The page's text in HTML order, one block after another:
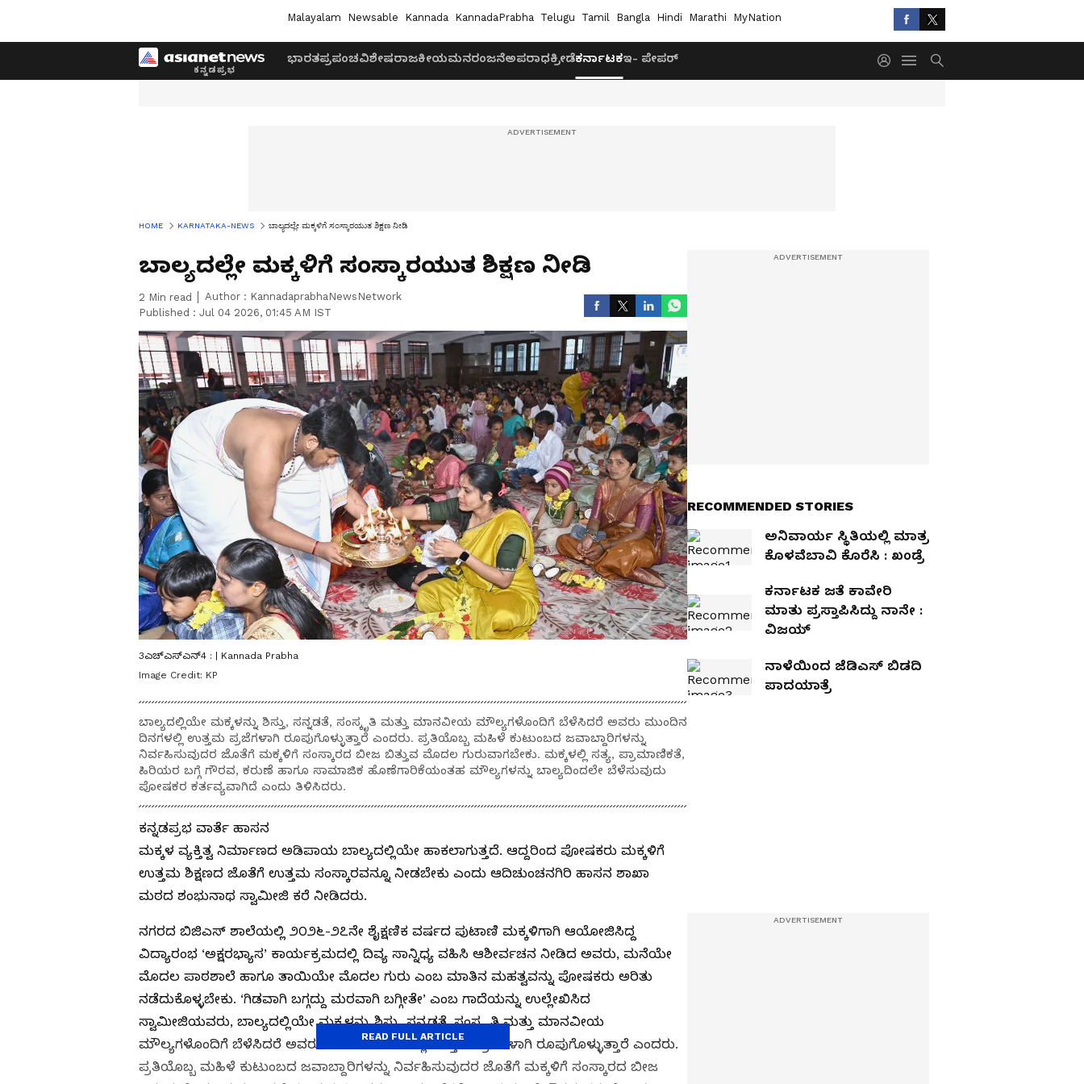
Malayalam Newsable Kannada KannadaPrabha Telugu Tamil Bangla Hindi Marathi MyNation
ಭಾರತಪ್ರಪಂಚವಿಶೇಷರಾಜಕೀಯಮನರಂಜನೆಅಪರಾಧಕ್ರೀಡೆಕರ್ನಾಟಕಇ- ಪೇಪರ್
HOME KARNATAKA-NEWS ಬಾಲ್ಯದಲ್ಲೇ ಮಕ್ಕಳಿಗೆ ಸಂಸ್ಕಾರಯುತ ಶಿಕ್ಷಣ ನೀಡಿ
ಬಾಲ್ಯದಲ್ಲೇ ಮಕ್ಕಳಿಗೆ ಸಂಸ್ಕಾರಯುತ ಶಿಕ್ಷಣ ನೀಡಿ
2 Min read Author : KannadaprabhaNewsNetwork
Published : Jul 04 2026, 01:45 AM IST
3ಎಚ್ಎಸ್ಎನ್4 : | Kannada Prabha
Image Credit: KP
ಬಾಲ್ಯದಲ್ಲಿಯೇ ಮಕ್ಕಳನ್ನು ಶಿಸ್ತು, ಸನ್ನಡತೆ, ಸಂಸ್ಕೃತಿ ಮತ್ತು ಮಾನವೀಯ ಮೌಲ್ಯಗಳೊಂದಿಗೆ ಬೆಳೆಸಿದರೆ ಅವರು ಮುಂದಿನ
ದಿನಗಳಲ್ಲಿ ಉತ್ತಮ ಪ್ರಜೆಗಳಾಗಿ ರೂಪುಗೊಳ್ಳುತ್ತಾರೆ ಎಂದರು. ಪ್ರತಿಯೊಬ್ಬ ಮಹಿಳೆ ಕುಟುಂಬದ ಜವಾಬ್ದಾರಿಗಳನ್ನು
ನಿರ್ವಹಿಸುವುದರ ಜೊತೆಗೆ ಮಕ್ಕಳಿಗೆ ಸಂಸ್ಕಾರದ ಬೀಜ ಬಿತ್ತುವ ಮೊದಲ ಗುರುವಾಗಬೇಕು. ಮಕ್ಕಳಲ್ಲಿ ಸತ್ಯ, ಪ್ರಾಮಾಣಿಕತೆ,
ಹಿರಿಯರ ಬಗ್ಗೆ ಗೌರವ, ಕರುಣೆ ಹಾಗೂ ಸಾಮಾಜಿಕ ಹೊಣೆಗಾರಿಕೆಯಂತಹ ಮೌಲ್ಯಗಳನ್ನು ಬಾಲ್ಯದಿಂದಲೇ ಬೆಳೆಸುವುದು
ಪೋಷಕರ ಕರ್ತವ್ಯವಾಗಿದೆ ಎಂದು ತಿಳಿಸಿದರು.
ಕನ್ನಡಪ್ರಭ ವಾರ್ತೆ ಹಾಸನ
ಮಕ್ಕಳ ವ್ಯಕ್ತಿತ್ವ ನಿರ್ಮಾಣದ ಅಡಿಪಾಯ ಬಾಲ್ಯದಲ್ಲಿಯೇ ಹಾಕಲಾಗುತ್ತದೆ. ಆದ್ದರಿಂದ ಪೋಷಕರು ಮಕ್ಕಳಿಗೆ
ಉತ್ತಮ ಶಿಕ್ಷಣದ ಜೊತೆಗೆ ಉತ್ತಮ ಸಂಸ್ಕಾರವನ್ನೂ ನೀಡಬೇಕು ಎಂದು ಆದಿಚುಂಚನಗಿರಿ ಹಾಸನ ಶಾಖಾ
ಮಠದ ಶಂಭುನಾಥ ಸ್ವಾಮೀಜಿ ಕರೆ ನೀಡಿದರು.
ನಗರದ ಬಿಜಿಎಸ್ ಶಾಲೆಯಲ್ಲಿ ೨೦೨೬-೨೭ನೇ ಶೈಕ್ಷಣಿಕ ವರ್ಷದ ಪುಟಾಣಿ ಮಕ್ಕಳಿಗಾಗಿ ಆಯೋಜಿಸಿದ್ದ
ವಿದ್ಯಾರಂಭ ‘ಅಕ್ಷರಭ್ಯಾಸ’ ಕಾರ್ಯಕ್ರಮದಲ್ಲಿ ದಿವ್ಯ ಸಾನ್ನಿಧ್ಯ ವಹಿಸಿ ಆಶೀರ್ವಚನ ನೀಡಿದ ಅವರು, ಮನೆಯೇ
ಮೊದಲ ಪಾಠಶಾಲೆ ಹಾಗೂ ತಾಯಿಯೇ ಮೊದಲ ಗುರು ಎಂಬ ಮಾತಿನ ಮಹತ್ವವನ್ನು ಪೋಷಕರು ಅರಿತು
ನಡೆದುಕೊಳ್ಳಬೇಕು. ‘ಗಿಡವಾಗಿ ಬಗ್ಗದ್ದು ಮರವಾಗಿ ಬಗ್ಗೀತೇ’ ಎಂಬ ಗಾದೆಯನ್ನು ಉಲ್ಲೇಖಿಸಿದ
ಸ್ವಾಮೀಜಿಯವರು, ಬಾಲ್ಯದಲ್ಲಿಯೇ ಮಕ್ಕಳನ್ನು ಶಿಸ್ತು, ಸನ್ನಡತೆ, ಸಂಸ್ಕೃತಿ ಮತ್ತು ಮಾನವೀಯ
ಮೌಲ್ಯಗಳೊಂದಿಗೆ ಬೆಳೆಸಿದರೆ ಅವರು ಮುಂದಿನ ದಿನಗಳಲ್ಲಿ ಉತ್ತಮ ಪ್ರಜೆಗಳಾಗಿ ರೂಪುಗೊಳ್ಳುತ್ತಾರೆ ಎಂದರು.
ಪ್ರತಿಯೊಬ್ಬ ಮಹಿಳೆ ಕುಟುಂಬದ ಜವಾಬ್ದಾರಿಗಳನ್ನು ನಿರ್ವಹಿಸುವುದರ ಜೊತೆಗೆ ಮಕ್ಕಳಿಗೆ ಸಂಸ್ಕಾರದ ಬೀಜ
READ FULL ARTICLE
RECOMMENDED STORIES
ಅನಿವಾರ್ಯ ಸ್ಥಿತಿಯಲ್ಲಿ ಮಾತ್ರ
ಕೊಳವೆಬಾವಿ ಕೊರೆಸಿ : ಖಂಡ್ರೆ
ಕರ್ನಾಟಕ ಜತೆ ಕಾವೇರಿ
ಮಾತು ಪ್ರಸ್ತಾಪಿಸಿದ್ದು ನಾನೇ :
ವಿಜಯ್‌
ನಾಳೆಯಿಂದ ಜೆಡಿಎಸ್‌ ಬಿಡದಿ
ಪಾದಯಾತ್ರೆ